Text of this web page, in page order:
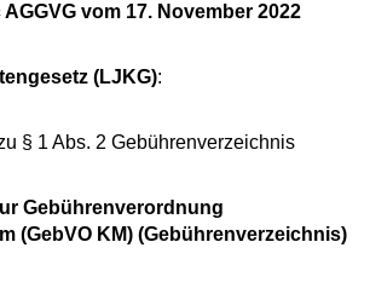
vom 17. November 2022
(LJKG):
§ 1 Abs. 2 Gebührenverzeichnis
Gebührenverordnung
(GebVO KM) (Gebührenverzeichnis)